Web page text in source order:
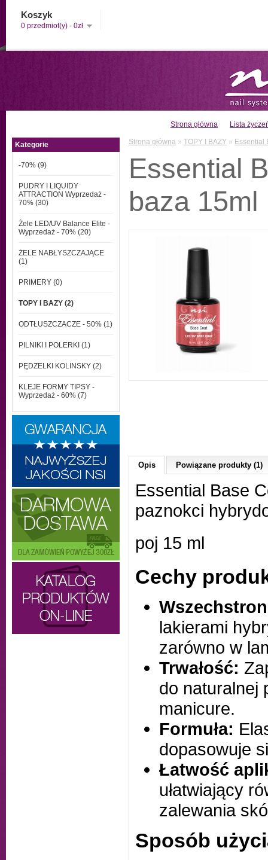
Koszyk
0 przedmiot(y) - 0zł
Strona główna Lista
Kategorie
-70% (9)
PUDRY I LIQUIDY
ATTRACTION Wyprzedaż -
70% (30)
Żele LED/UV Balance Elite -
Wyprzedaż - 70% (20)
ŻELE NABŁYSZCZAJĄCE
(1)
PRIMERY (0)
TOPY I BAZY (2)
ODTŁUSZCZACZE - 50% (1)
PILNIKI I POLERKI (1)
PĘDZELKI KOLINSKY (2)
KLEJE FORMY TIPSY -
Wyprzedaż - 60% (7)
Strona główna » TOPY I BAZY » Essential
Essential
baza 15ml
Opis Powiązane produkty (1)
Essential Base
paznokci
poj 15 ml
Cechy
lakierami
zarówno w
Trwałość:
do naturalnej
manicure.
Formuła:
dopasowuje
Łatwość
ułatwiający
zalewania
Sposób